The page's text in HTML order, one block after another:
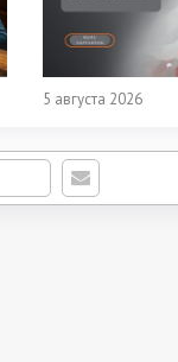
5 августа 2026